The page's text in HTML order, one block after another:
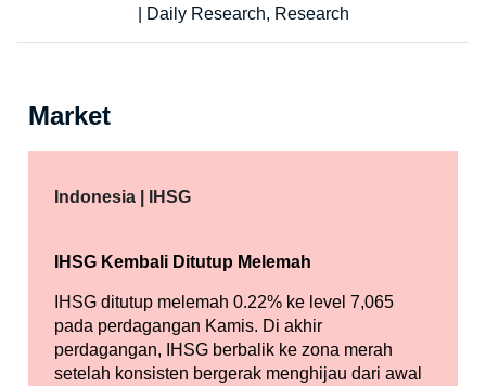
Daily Research, Research
Market
Indonesia | IHSG
IHSG Kembali Ditutup Melemah
IHSG ditutup melemah 0.22% ke level 7,065
pada perdagangan Kamis. Di akhir
perdagangan, IHSG berbalik ke zona merah
setelah konsisten bergerak menghijau dari awal